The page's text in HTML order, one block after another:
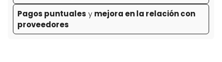
Pagos puntuales y mejora en la relación con
proveedores